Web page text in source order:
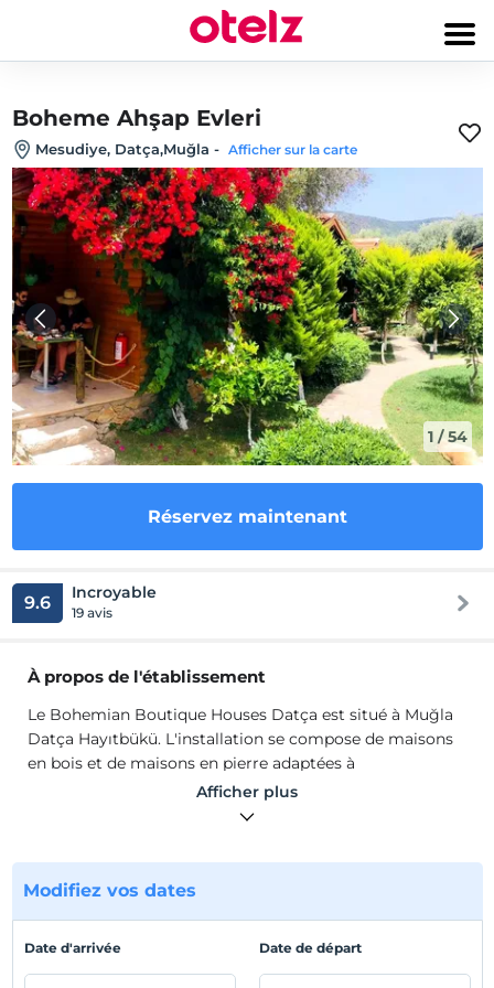
Boheme Ahşap Evleri
Mesudiye, Datça,Muğla - Afficher sur la carte
1 /54
Réservez maintenant
9.6 Incroyable
19 avis
À propos de l'établissement
Le Bohemian Boutique Houses Datça est situé à Muğla
Datça Hayıtbükü. L'installation se compose de maisons
en bois et de maisons en pierre adaptées à
l'environnement naturel des oliveraies. Les chambres
sont insonorisées. Fournissant un service à ses clients
chambres de la propriété disposent de la télévision par
satellite, d'une télévision à écran LCD et d'un balcon.
en bois et de maisons en pierre adaptées à
l'environnement naturel des oliveraies. Les chambres
Afficher plus
Modifiez vos dates
Date d'arrivée Date de départ